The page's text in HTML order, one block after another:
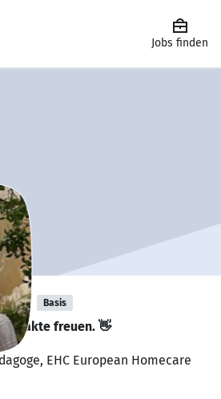
Jobs finden
Basis
freuen. 👋
EHC European Homecare